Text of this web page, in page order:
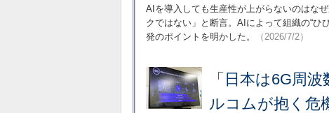
AIを導入しても生産性が上がらないのはな
クではない」と断言。AIによって組織の“ひ
発のポイントを明かした。
（2026/7/2）
「日本は6G周
ルコムが抱く危